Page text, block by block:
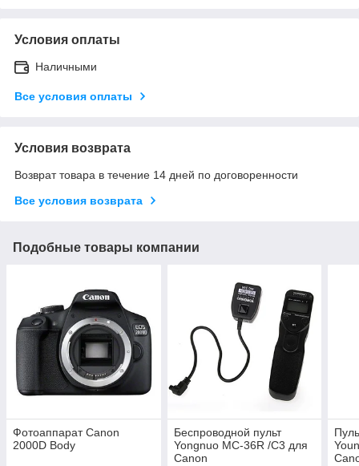
Условия оплаты
Наличными
Все условия оплаты
Условия возврата
Возврат товара в течение 14 дней по договоренности
Все условия возврата
Подобные товары компании
Фотоаппарат Canon
2000D Body
Беспроводной пульт
Yongnuo MC-36R /C3 для
Canon